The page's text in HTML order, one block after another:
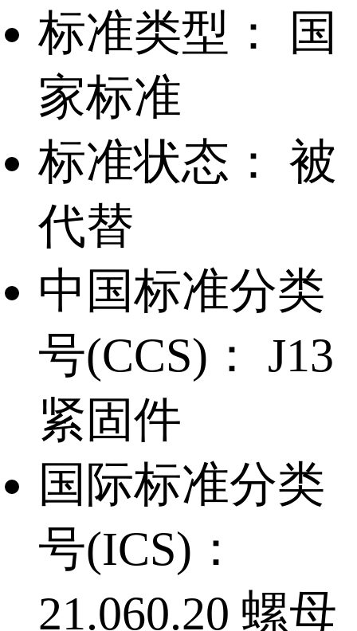
标准类型：
国
家标准
标准状态：
被
代替
中国标准分类
号(CCS)：
J13
紧固件
国际标准分类
号(ICS)：
21.060.20 螺母